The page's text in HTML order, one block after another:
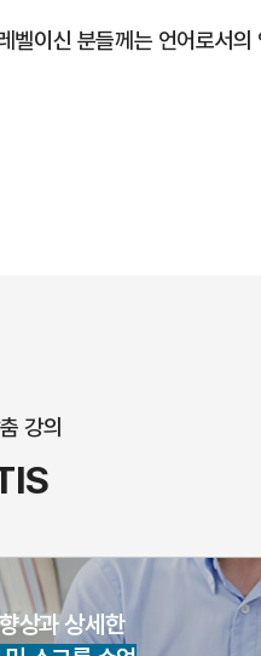
벨이신 분들께는 언어로서의
강의
상과 상세한